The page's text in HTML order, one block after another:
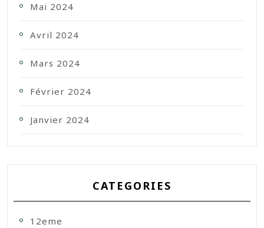
Mai 2024
Avril 2024
Mars 2024
Février 2024
Janvier 2024
CATEGORIES
12eme